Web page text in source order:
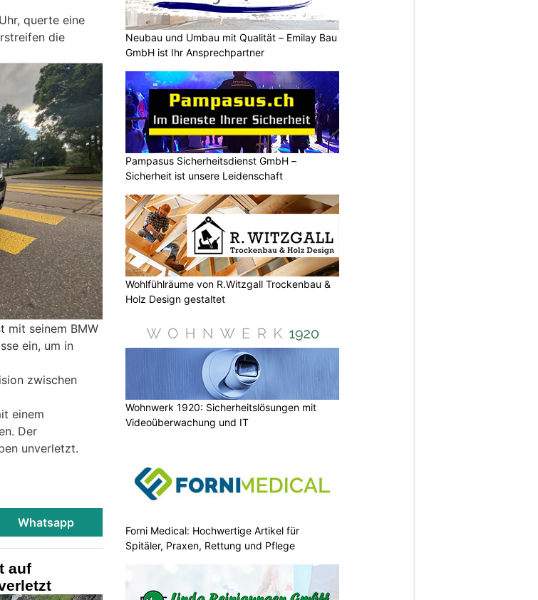
querte eine
die
mit seinem BMW
ein, um in
zwischen
einem
Der
unverletzt.
Whatsapp
auf
Neubau und Umbau mit Qualität – Emilay Bau
GmbH ist Ihr Ansprechpartner
Pampasus Sicherheitsdienst GmbH –
Sicherheit ist unsere Leidenschaft
Wohlfühlräume von R.Witzgall Trockenbau &
Holz Design gestaltet
Wohnwerk 1920: Sicherheitslösungen mit
Videoüberwachung und IT
Forni Medical: Hochwertige Artikel für
Spitäler, Praxen, Rettung und Pflege